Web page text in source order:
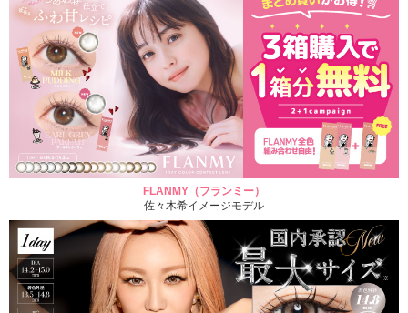
FLANMY（フランミー）
佐々木希イメージモデル